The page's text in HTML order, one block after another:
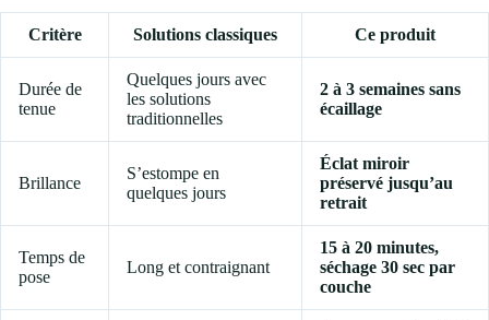
Critère Solutions classiques Ce produit
Durée de
tenue
Quelques jours avec
les solutions
traditionnelles
2 à 3 semaines sans
écaillage
Brillance
S’estompe en
quelques jours
Éclat miroir
préservé jusqu’au
retrait
Temps de
pose
Long et contraignant
15 à 20 minutes,
séchage 30 sec par
couche